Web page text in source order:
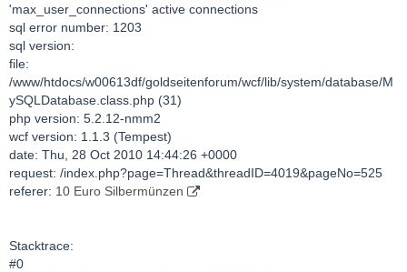
'max_user_connections' active connections
sql error number: 1203
sql version:
file:
/www/htdocs/w00613df/goldseitenforum/wcf/lib/system/database/M
ySQLDatabase.class.php (31)
php version: 5.2.12-nmm2
wcf version: 1.1.3 (Tempest)
date: Thu, 28 Oct 2010 14:44:26 +0000
request: /index.php?page=Thread&threadID=4019&pageNo=525
referer: 10 Euro Silbermünzen
Stacktrace:
#0